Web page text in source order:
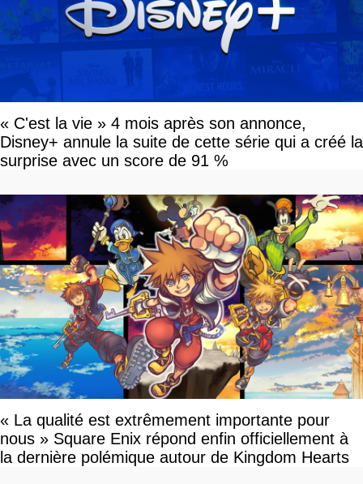
« C'est la vie » 4 mois après son annonce,
Disney+ annule la suite de cette série qui a créé la
surprise avec un score de 91 %
« La qualité est extrêmement importante pour
nous » Square Enix répond enfin officiellement à
la dernière polémique autour de Kingdom Hearts